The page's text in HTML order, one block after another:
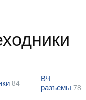
84
ВЧ
разъемы 78